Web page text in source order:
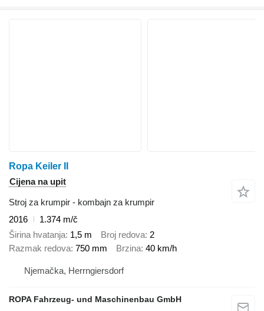
Ropa Keiler II
Cijena na upit
Stroj za krumpir - kombajn za krumpir
2016
1.374 m/č
Širina hvatanja 1,5 m Broj redova 2
Razmak redova 750 mm Brzina 40 km/h
Njemačka, Herrngiersdorf
ROPA Fahrzeug- und Maschinenbau GmbH